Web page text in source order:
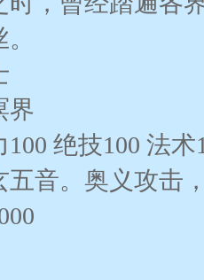
界
绝技100 法术
五音。奥义攻击